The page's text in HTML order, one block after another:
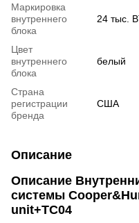
Маркировка
внутреннего
блока
24 тыс.
Цвет
внутреннего
блока
белый
Страна
регистрации
бренда
США
Описание
Описание
системы
unit+TC04